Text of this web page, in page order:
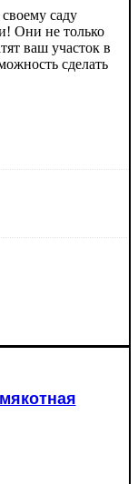
саду
Они не только
ваш участок в
сделать